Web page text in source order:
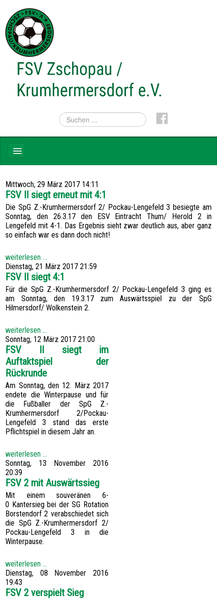
TEAMS
VEREIN
SPONSOREN
HATTRICK
FOTOGALERIE
KONTAKT
Mittwoch, 29 März 2017 14:11
FSV II siegt erneut mit 4:1
Die SpG Z.-Krumhermersdorf 2/ Pockau-Lengefeld 3 besiegte am
Sonntag, den 26.3.17 den ESV Eintracht Thum/ Herold 2 in
Lengefeld mit 4-1. Das Ergebnis sieht zwar deutlich aus, aber ganz
so einfach war es dann doch nicht!
weiterlesen ...
Dienstag, 21 März 2017 21:59
FSV II siegt 4:1
Für die SpG Z.-Krumhermersdorf 2/ Pockau-Lengefeld 3 ging es
am Sonntag, den 19.3.17 zum Auswärtsspiel zu der SpG
Hilmersdorf/ Wolkenstein 2.
weiterlesen ...
Sonntag, 12 März 2017 21:00
FSV II siegt im
Auftaktspiel der
Rückrunde
Am Sonntag, den 12. März 2017
endete die Winterpause und für
die Fußballer der SpG Z.-
Krumhermersdorf 2/Pockau-
Lengefeld 3 stand das erste
Pflichtspiel in diesem Jahr an.
weiterlesen ...
Sonntag, 13 November 2016
20:39
FSV 2 mit Auswärtssieg
Mit einem souveränen 6-
0 Kantersieg bei der SG Rotation
Borstendorf 2 verabschiedet sich
die SpG Z.-Krumhermersdorf 2/
Pockau-Lengefeld 3 in die
Winterpause.
weiterlesen ...
Dienstag, 08 November 2016
19:43
FSV 2 verspielt Sieg